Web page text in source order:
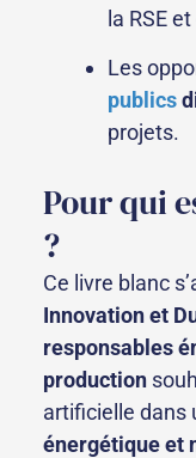
la RSE
Les
publics
projets.
Pour qui
?
Ce livre blanc
Innovation et
responsables
production
artificielle dans
énergétique et